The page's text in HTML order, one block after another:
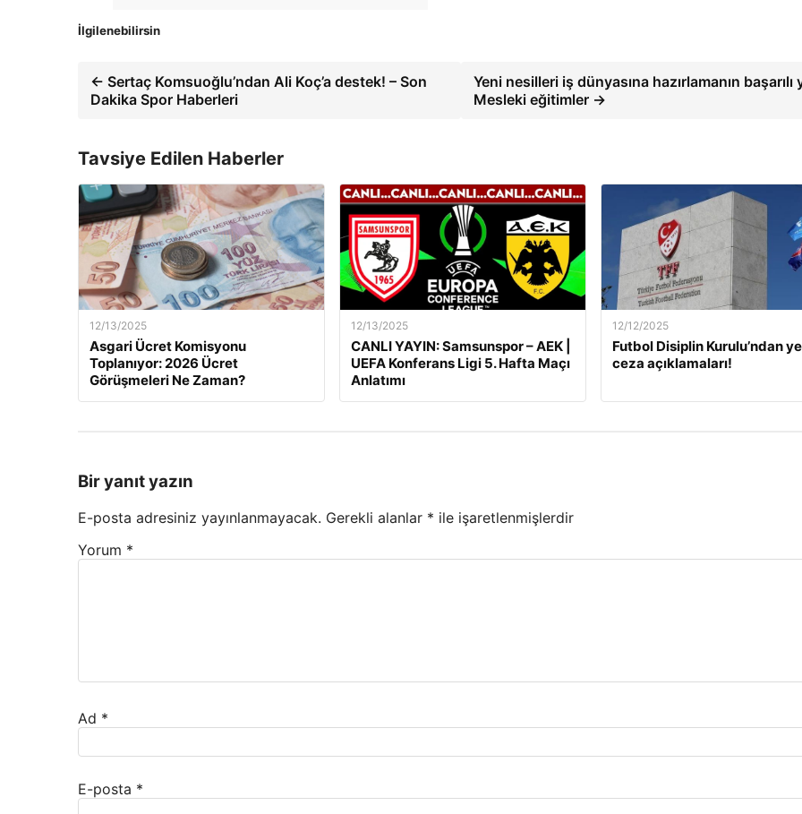
İlgilenebilirsin
← Sertaç Komsuoğlu’ndan Ali Koç’a destek! – Son
Dakika Spor Haberleri
Yeni nesilleri iş dünyasına hazırlamanın başarılı
Mesleki eğitimler →
Tavsiye Edilen Haberler
12/13/2025
Asgari Ücret Komisyonu
Toplanıyor: 2026 Ücret
Görüşmeleri Ne Zaman?
12/13/2025
CANLI YAYIN: Samsunspor – AEK |
UEFA Konferans Ligi 5. Hafta Maçı
Anlatımı
12/12/2025
Futbol Disiplin Kurulu’ndan
ceza açıklamaları!
Bir yanıt yazın
E-posta adresiniz yayınlanmayacak. Gerekli alanlar * ile işaretlenmişlerdir
Yorum *
Ad *
E-posta *